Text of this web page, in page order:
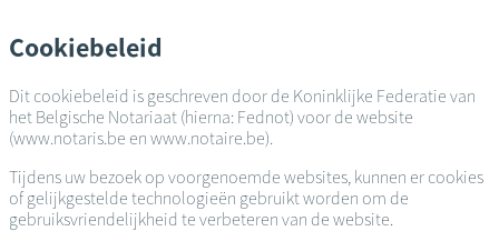
en
naar
inhoud
gaan
Cookiebeleid
Dit cookiebeleid is geschreven door de Koninklijke Federatie van
het Belgische Notariaat (hierna: Fednot) voor de website
(www.notaris.be en www.notaire.be).
Tijdens uw bezoek op voorgenoemde websites, kunnen er cookies
of gelijkgestelde technologieën gebruikt worden om de
gebruiksvriendelijkheid te verbeteren van de website.